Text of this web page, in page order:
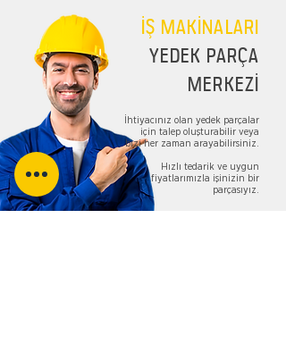
İŞ MAKİNALARI
YEDEK PARÇA
MERKEZİ
İhtiyacınız olan yedek parçalar
için talep oluşturabilir veya
bizi her zaman arayabilirsiniz.
Hızlı tedarik ve uygun
fiyatlarımızla işinizin bir
parçasıyız.